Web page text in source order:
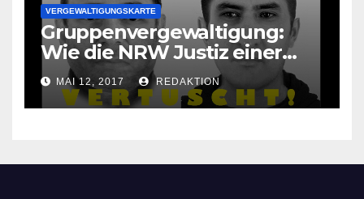
VERGEWALTIGUNGSKARTE
Gruppenvergewaltigung:
Wie die NRW Justiz einer
Lokalzeitung verbietet diese
Bilder zu veröffentlichen
MAI 12, 2017 REDAKTION